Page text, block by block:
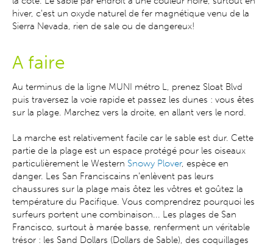
hiver, c'est un oxyde naturel de fer magnétique venu de la
Sierra Nevada, rien de sale ou de dangereux!
A faire
Au terminus de la ligne MUNI métro L, prenez Sloat Blvd
puis traversez la voie rapide et passez les dunes : vous êtes
sur la plage. Marchez vers la droite, en allant vers le nord.
La marche est relativement facile car le sable est dur. Cette
partie de la plage est un espace protégé pour les oiseaux
particulièrement le Western Snowy Plover, espèce en
danger. Les San Franciscains n’enlèvent pas leurs
chaussures sur la plage mais ôtez les vôtres et goûtez la
température du Pacifique. Vous comprendrez pourquoi les
surfeurs portent une combinaison... Les plages de San
Francisco, surtout à marée basse, renferment un véritable
trésor : les Sand Dollars (Dollars de Sable), des coquillages